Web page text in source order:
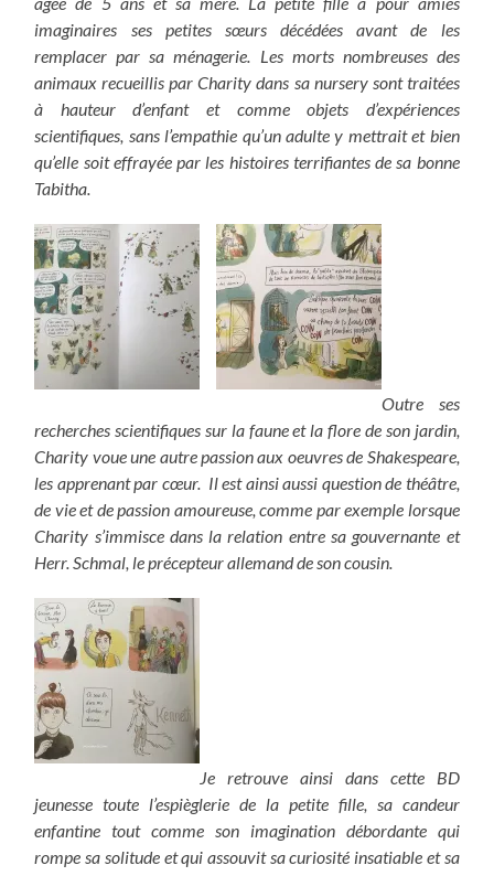
imaginaires ses petites sœurs décédées avant de les
remplacer par sa ménagerie. Les morts nombreuses des
animaux recueillis par Charity dans sa nursery sont traitées
à hauteur d’enfant et comme objets d’expériences
scientifiques, sans l’empathie qu’un adulte y mettrait et bien
qu’elle soit effrayée par les histoires terrifiantes de sa bonne
Tabitha.
Outre ses
recherches scientifiques sur la faune et la flore de son jardin,
Charity voue une autre passion aux oeuvres de Shakespeare,
les apprenant par cœur. Il est ainsi aussi question de théâtre,
de vie et de passion amoureuse, comme par exemple lorsque
Charity s’immisce dans la relation entre sa gouvernante et
Herr. Schmal, le précepteur allemand de son cousin.
Je retrouve ainsi dans cette BD
jeunesse toute l’espièglerie de la petite fille, sa candeur
enfantine tout comme son imagination débordante qui
rompe sa solitude et qui assouvit sa curiosité insatiable et sa